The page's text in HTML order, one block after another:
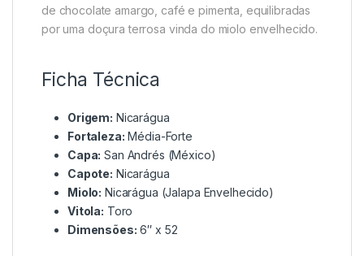
de chocolate amargo, café e pimenta, equilibradas
por uma doçura terrosa vinda do miolo envelhecido.
Ficha Técnica
Origem: Nicarágua
Fortaleza: Média-Forte
Capa: San Andrés (México)
Capote: Nicarágua
Miolo: Nicarágua (Jalapa Envelhecido)
Vitola: Toro
Dimensões: 6″ x 52